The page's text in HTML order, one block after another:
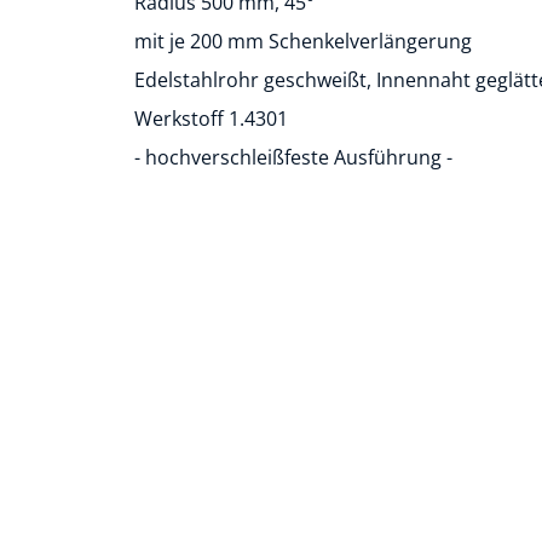
mit je 200 mm Schenkelverlängerung
Edelstahlrohr geschweißt, Innennaht
Werkstoff 1.4301
- hochverschleißfeste Ausführung -